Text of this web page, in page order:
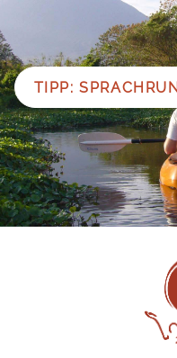
Nicaraguas. Bereits
erleben Sie das
ist nur eine kleine
Nicaragua zu bieten
Spanisch Sprachreise
Im Rahmen von
gibt es so viel zu
Herzlichkeit und der
die Ursprünglichkeit
von faszinierender
revolutionäre
Nicaragua zu einem
Eine Spanisch
zu bieten: Imposante
einladen, der größte
TIPP: